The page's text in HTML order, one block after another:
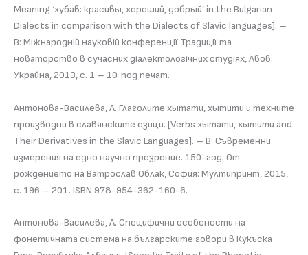
Meaning ‘хубав; красивы, хороший, добрый’ in the Bulgarian
Dialects in comparison with the Dialects of Slavic languages]. –
В: Міжнародній науковій конференції Традиції та
новаторство в сучасних діалектологічних студіях, Лвов:
Украйна, 2013, с. 1 – 10. под печат.
Антонова-Василева, Л. Глаголите хытати, хытити и техните
производни в славянските езици. [Verbs хытати, хытити and
Their Derivatives in the Slavic Languages]. – В: Съвременни
измерения на едно научно прозрение. 150-год. От
рождението на Ватрослав Облак, София: Мултипринт, 2015,
с. 196 – 201. ISBN 978-954-362-160-6.
Антонова-Василева, Л. Специфични особености на
фонетичната система на българските говори в Кукъска